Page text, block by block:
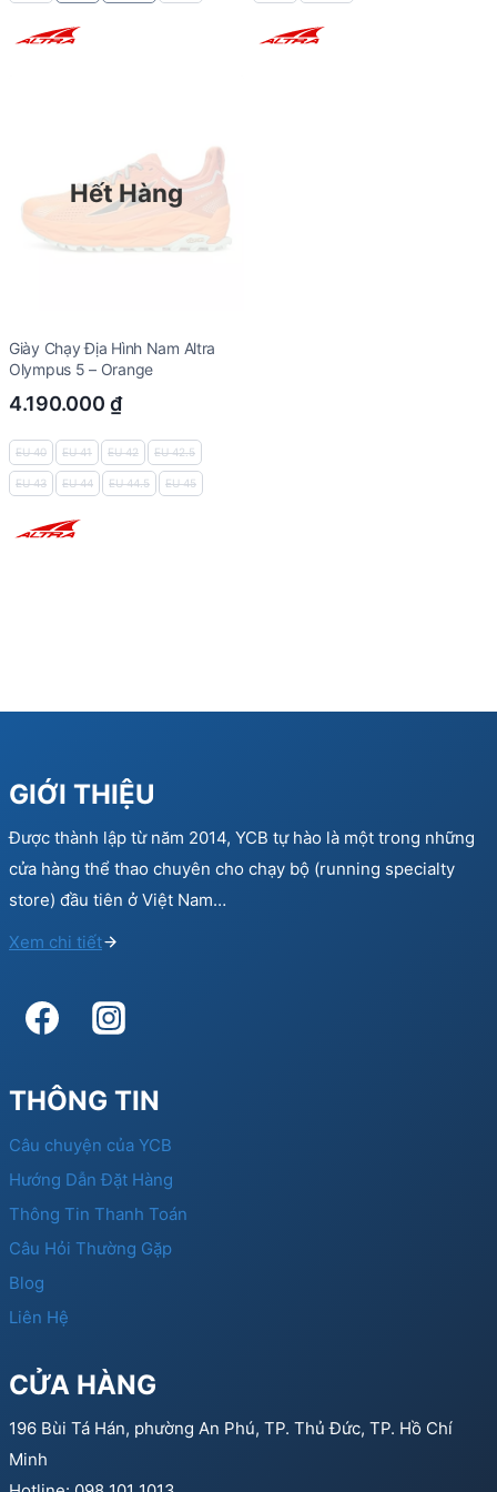
Hết Hàng
Giày Chạy Địa Hình Nam Altra
Olympus 5 – Orange
4.190.000 ₫
EU 40 EU 41 EU 42 EU 42.5
EU 43 EU 44 EU 44.5 EU 45
GIỚI THIỆU
Được thành lập từ năm 2014, YCB tự hào là một trong những
cửa hàng thể thao chuyên cho chạy bộ (running specialty
store) đầu tiên ở Việt Nam…
Xem chi tiết
THÔNG TIN
Câu chuyện của YCB
Hướng Dẫn Đặt Hàng
Thông Tin Thanh Toán
Câu Hỏi Thường Gặp
Blog
Liên Hệ
CỬA HÀNG
196 Bùi Tá Hán, phường An Phú, TP. Thủ Đức, TP. Hồ Chí
Minh